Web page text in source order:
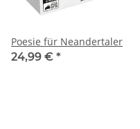
Poesie für Neandertaler
24,99 € *